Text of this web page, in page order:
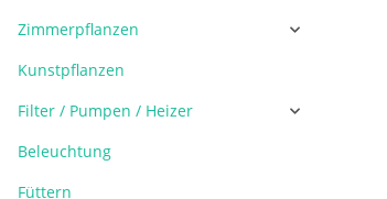
Zimmerpflanzen
Kunstpflanzen
Filter / Pumpen / Heizer
Beleuchtung
Füttern